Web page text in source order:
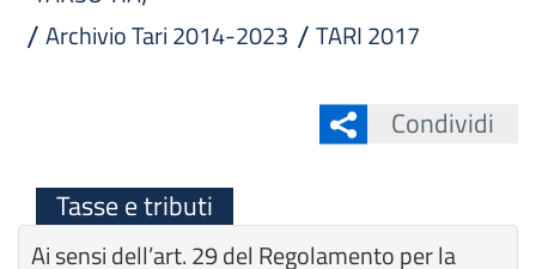
Archivio Tari 2014-2023
TARI 2017
Condividi
Tasse e tributi
Ai sensi dell’art. 29 del Regolamento per la